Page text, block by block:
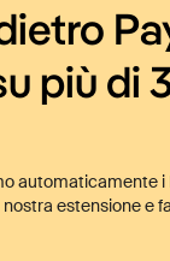
più di
automaticamente i
nostra estensione e